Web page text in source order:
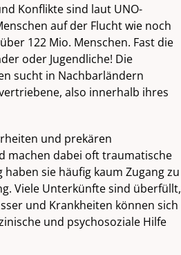
Konflikte sind laut UNO-
auf der Flucht wie noch
122 Mio. Menschen. Fast die
oder Jugendliche! Die
sucht in Nachbarländern
also innerhalb ihres
und prekären
machen dabei oft traumatische
sie häufig kaum Zugang zu
Viele Unterkünfte sind überfüllt,
und Krankheiten können sich
und psychosoziale Hilfe